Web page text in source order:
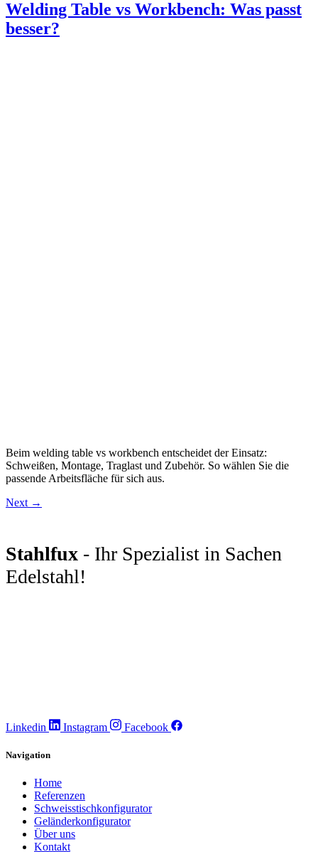
Welding Table vs Workbench: Was passt
besser?
Beim welding table vs workbench entscheidet der Einsatz:
Schweißen, Montage, Traglast und Zubehör. So wählen Sie die
passende Arbeitsfläche für sich aus.
Next →
Stahlfux - Ihr Spezialist in Sachen
Edelstahl!
Linkedin Instagram Facebook
Navigation
Home
Referenzen
Schweisstischkonfigurator
Geländerkonfigurator
Über uns
Kontakt